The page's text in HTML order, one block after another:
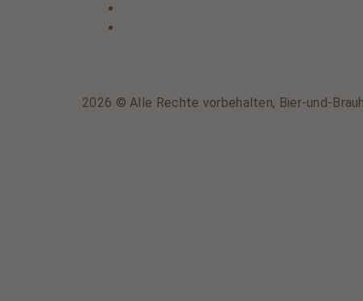
2026 © Alle Rechte vorbehalten, Bier-und-